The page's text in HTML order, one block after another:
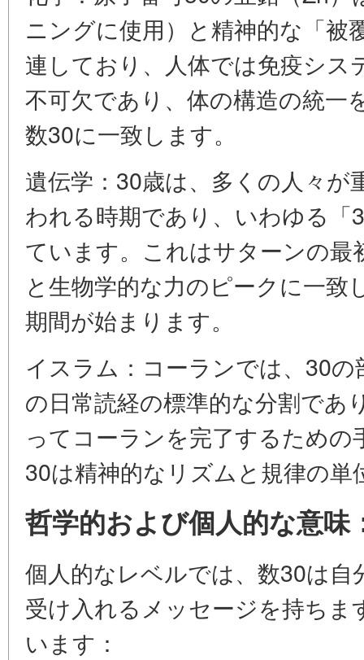
ニングに使用）と精神的な「被
連しており、人体では免疫シ
不可欠であり、体の構造の統一
数30に一致します。
遺伝学：30歳は、多くの人々が
われる時期であり、いわゆる
ています。これはサターンの
と生物学的な力のピークに一致
期間が始まります。
イスラム：コーランでは、30
の日常読経の標準的な分割であ
ってコーランを完了するため
30は精神的なリズムと規律の単
哲学的および個人的な意味
個人的なレベルでは、数30は
受け入れるメッセージを持ち
います：